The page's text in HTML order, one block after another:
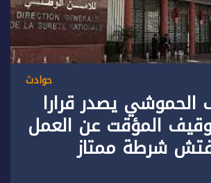
حوادث
الحموشي يصدر قرارا
المؤقت عن العمل
شرطة ممتاز